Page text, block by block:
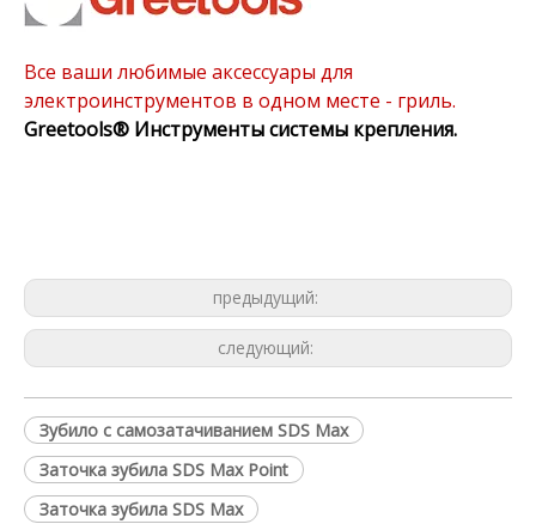
Все ваши любимые аксессуары для
электроинструментов в одном месте - гриль.
Greetools® Инструменты системы крепления.
предыдущий:
следующий:
Зубило с самозатачиванием SDS Max
Заточка зубила SDS Max Point
Заточка зубила SDS Max